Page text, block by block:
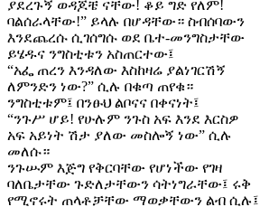
ያደረጉኝ ወዳጆቼ ናቸው! ቆይ ግድ የለም!
ባልሰራላቸው!” ይላሉ በሆዳቸው። ስብሰባውን
እንደጨረሱ ሲገሰግሱ ወደ ቤተ-መንግስታቸው
ይሄዱና ንግስቲቱን አስጠርተው፤
“አፌ ጠረን እንዳለው እስከዛሬ ያልነገርሽኝ
ለምንድን ነው?” ሲሉ በቁጣ ጠየቁ።
ንግስቲቱም፤ በንፁህ ልቦናና በቀናነት፤
“ንጉሥ ሆይ! የሁሉም ንጉስ አፍ እንደ እርስዎ
አፍ አይነት ሽታ ያለው መስሎኝ ነው” ሲሉ
መለሱ።
ንጉሡም እጅግ የቅርባቸው የሆነችው የገዛ
ባለቤታቸው ጉድለታቸውን ሳትነግራቸው፤ ሩቅ
የሚኖሩት ጠላቶቻቸው ማወቃቸውን ልብ ሲሉ፤